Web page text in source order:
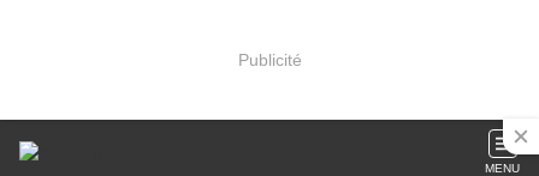
Publicité
MENU